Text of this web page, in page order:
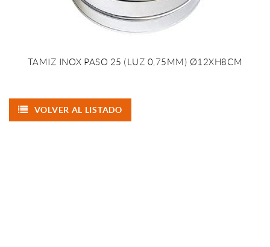
TAMIZ INOX PASO 25 (LUZ 0,75MM) Ø12XH8CM
VOLVER AL LISTADO